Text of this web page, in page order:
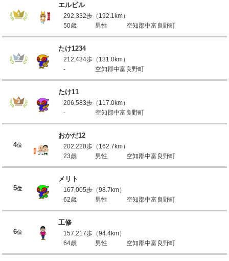
エルビル
292,332歩（192.1km）
50歳
男性 空知郡中富良野町
たけ1234
212,434歩（131.0km）
-
空知郡中富良野町
たけ11
206,583歩（117.0km）
-
空知郡中富良野町
4位
おかだ12
202,220歩（162.7km）
23歳
男性 空知郡中富良野町
5位
メリト
167,005歩（98.7km）
62歳
男性 空知郡中富良野町
6位
工修
157,217歩（94.4km）
64歳
男性 空知郡中富良野町